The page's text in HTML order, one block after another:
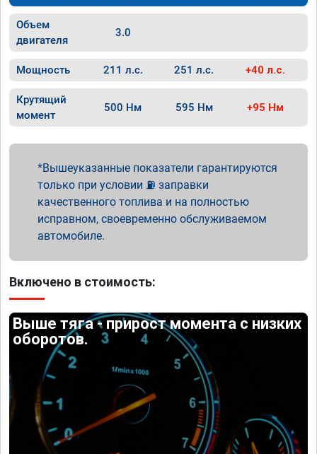
Объем
двигателя
3.0
Мощность 211 л.с. 251 л.с. +40 л.с.
Крутящий
момент
500 Нм 595 Нм +95 Нм
Вышеуказанные показатели гарантируются
только при условии ⛽ заправки
качественного топлива и на полностью
исправном, своевременно обслуживаемом
автомобиле.
Включено в стоимость:
Выше тяга - прирост момента с низких
оборотов.